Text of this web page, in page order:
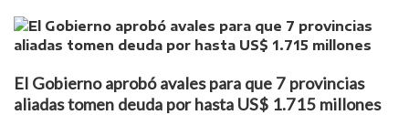
El Gobierno aprobó avales para que 7 provincias
aliadas tomen deuda por hasta US$ 1.715 millones